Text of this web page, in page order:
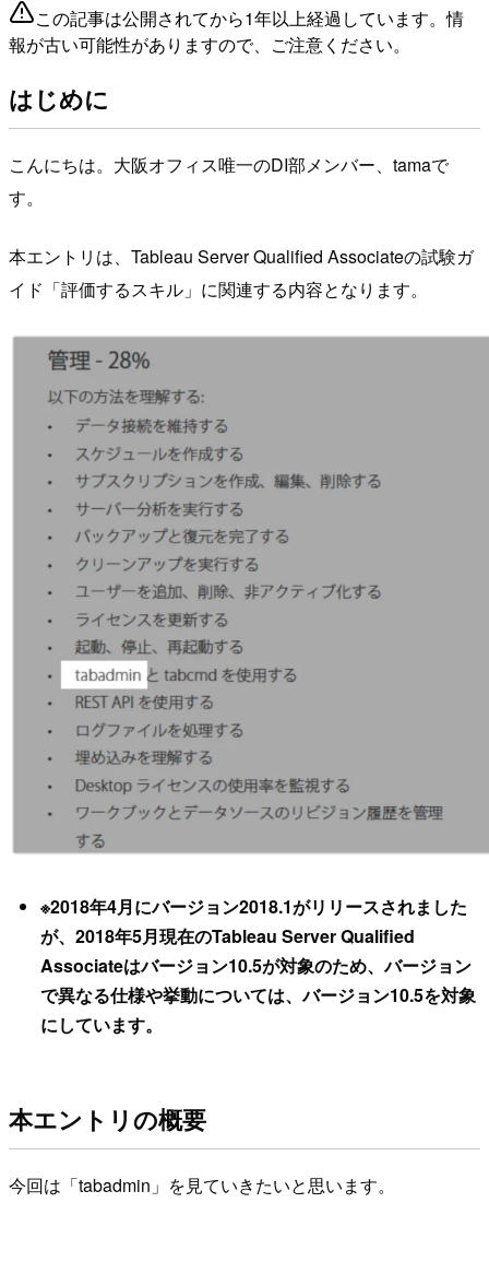
この記事は公開されてから1年以上経過しています。情
報が古い可能性がありますので、ご注意ください。
はじめに
こんにちは。大阪オフィス唯一のDI部メンバー、tamaで
す。
本エントリは、Tableau Server Qualified Associateの試験ガ
イド「評価するスキル」に関連する内容となります。
※2018年4月にバージョン2018.1がリリースされました
が、2018年5月現在のTableau Server Qualified
Associateはバージョン10.5が対象のため、バージョン
で異なる仕様や挙動については、バージョン10.5を対象
にしています。
本エントリの概要
今回は「tabadmin」を見ていきたいと思います。